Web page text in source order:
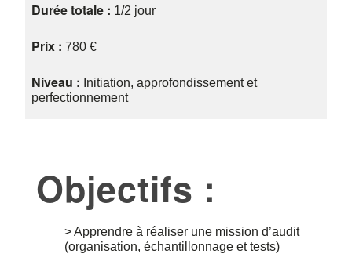
Durée totale : 1/2 jour
Prix : 780 €
Niveau : Initiation, approfondissement et
perfectionnement
Objectifs :
> Apprendre à réaliser une mission d’audit
(organisation, échantillonnage et tests)